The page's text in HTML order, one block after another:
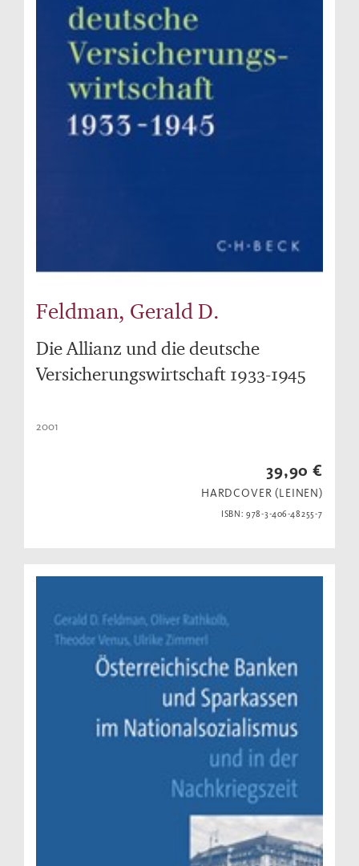
Feldman, Gerald D.
Die Allianz und die deutsche
Versicherungswirtschaft 1933-1945
2001
39,90 €
HARDCOVER (LEINEN)
ISBN: 978-3-406-48255-7